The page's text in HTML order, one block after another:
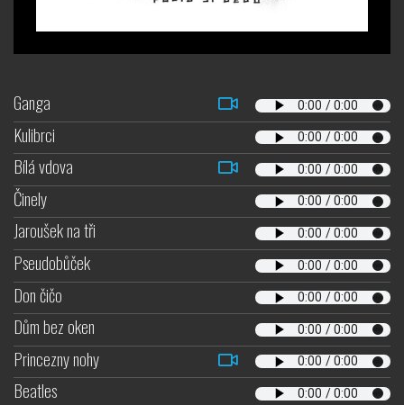
Ganga
Kulibrci
Bílá vdova
Činely
Jaroušek na tři
Pseudobůček
Don čičo
Dům bez oken
Princezny nohy
Beatles